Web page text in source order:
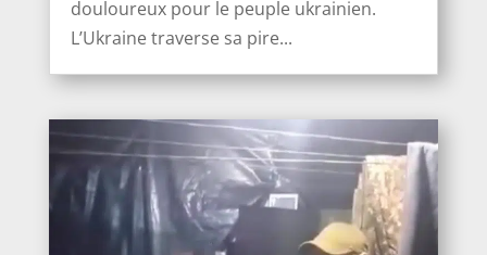
douloureux pour le peuple ukrainien.
L’Ukraine traverse sa pire...